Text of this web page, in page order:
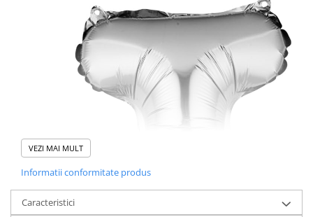
Genti, Portofele, Penare
Jucarii Creative
Jucarii pentru copii
Markere si Set Desen
Markere si Set Desen
Scaune de masa bebe
Articole Petrecere
VEZI MAI MULT
Informatii conformitate produs
Caracteristici